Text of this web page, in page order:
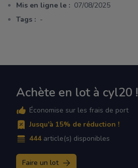
Mis en ligne le : 07/08/2025
Tags : -
Achète en lot à cyl20 !
Économise sur les frais de port
Jusqu'à 15% de réduction !
444 article(s) disponibles
Faire un lot